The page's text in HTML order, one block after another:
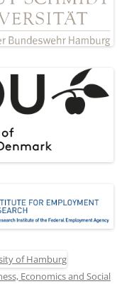
Economics and Social